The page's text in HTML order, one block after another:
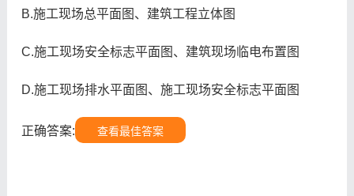
B.施工现场总平面图、建筑工程立体图
C.施工现场安全标志平面图、建筑现场临电布置图
D.施工现场排水平面图、施工现场安全标志平面图
正确答案: 查看最佳答案